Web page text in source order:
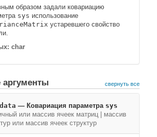
образом задали ковариацию
sys использование
устаревшего свойство
char
свернуть все
— Ковариация параметра sys
или массив ячеек матриц | массив
или массив ячеек структур